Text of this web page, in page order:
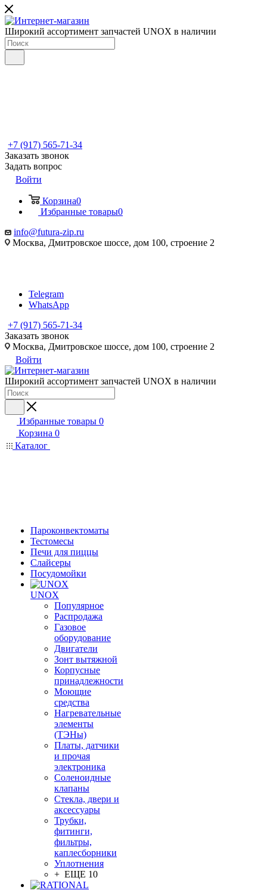
Широкий ассортимент запчастей UNOX в наличии
+7 (917) 565-71-34
Заказать звонок
Задать вопрос
Войти
Корзина0
Избранные товары0
info@futura-zip.ru
Москва, Дмитровское шоссе, дом 100, строение 2
Telegram
WhatsApp
+7 (917) 565-71-34
Заказать звонок
Москва, Дмитровское шоссе, дом 100, строение 2
Войти
Широкий ассортимент запчастей UNOX в наличии
Избранные товары 0
Корзина 0
Каталог
Пароконвектоматы
Тестомесы
Печи для пиццы
Слайсеры
Посудомойки
UNOX
Популярное
Распродажа
Газовое
оборудование
Двигатели
Зонт вытяжной
Корпусные
принадлежности
Моющие
средства
Нагревательные
элементы
(ТЭНы)
Платы, датчики
и прочая
электроника
Соленоидные
клапаны
Стекла, двери и
аксессуары
Трубки,
фитинги,
фильтры,
каплесборники
Уплотнения
+ ЕЩЕ 10